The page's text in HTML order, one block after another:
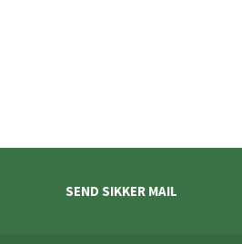
SEND SIKKER MAIL